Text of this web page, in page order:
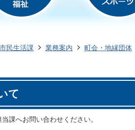
市民生活課 業務案内 町会・地縁団体
て
課へお問い合わせください。